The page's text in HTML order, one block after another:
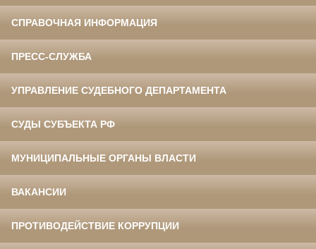
СПРАВОЧНАЯ ИНФОРМАЦИЯ
ПРЕСС-СЛУЖБА
УПРАВЛЕНИЕ СУДЕБНОГО ДЕПАРТАМЕНТА
СУДЫ СУБЪЕКТА РФ
МУНИЦИПАЛЬНЫЕ ОРГАНЫ ВЛАСТИ
ВАКАНСИИ
ПРОТИВОДЕЙСТВИЕ КОРРУПЦИИ